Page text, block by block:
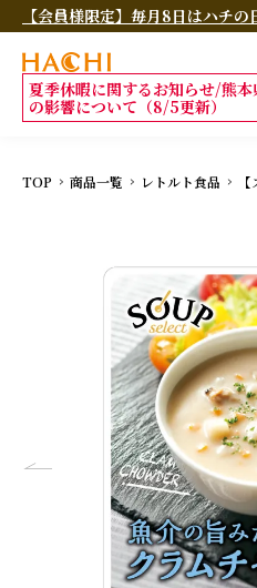
【会員様限定】毎月8日はハチ
夏季休暇に関するお知らせ/熊
の影響について（8/5更新）
TOP 商品一覧 レトルト食品